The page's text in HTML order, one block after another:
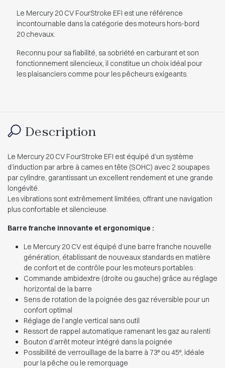
Le Mercury 20 CV FourStroke EFI est une référence
incontournable dans la catégorie des moteurs hors-bord
20 chevaux.
Reconnu pour sa fiabilité, sa sobriété en carburant et son
fonctionnement silencieux, il constitue un choix idéal pour
les plaisanciers comme pour les pêcheurs exigeants.
Description
Le Mercury 20 CV FourStroke EFI est équipé d’un système
d’induction par arbre à cames en tête (SOHC) avec 2 soupapes
par cylindre, garantissant un excellent rendement et une grande
longévité.
Les vibrations sont extrêmement limitées, offrant une navigation
plus confortable et silencieuse.
Barre franche innovante et ergonomique :
Le Mercury 20 CV est équipé d’une barre franche nouvelle
génération, établissant de nouveaux standards en matière
de confort et de contrôle pour les moteurs portables :
Commande ambidextre (droite ou gauche) grâce au réglage
horizontal de la barre
Sens de rotation de la poignée des gaz réversible pour un
confort optimal
Réglage de l’angle vertical sans outil
Ressort de rappel automatique ramenant les gaz au ralenti
Bouton d’arrêt moteur intégré dans la poignée
Possibilité de verrouillage de la barre à 73° ou 45°, idéale
pour la pêche ou le remorquage